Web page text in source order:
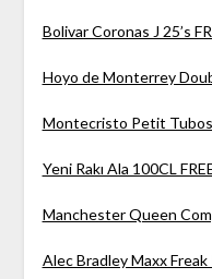
Bolivar Coronas J 25’s
Hoyo de Monterrey
Montecristo Petit Tubos
Yeni Rakı Ala 100CL
Manchester Queen
Alec Bradley Maxx